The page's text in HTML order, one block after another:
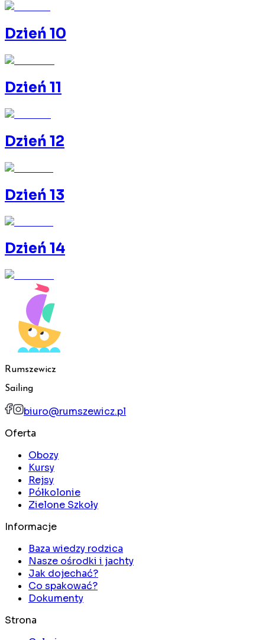
Dzień 10
Dzień 11
Dzień 12
Dzień 13
Dzień 14
Rumszewicz
Sailing
biuro@rumszewicz.pl
Oferta
Obozy
Kursy
Rejsy
Półkolonie
Zielone Szkoły
Informacje
Baza wiedzy rodzica
Nasze ośrodki i jachty
Jak dojechać?
Co spakować?
Dokumenty
Strona